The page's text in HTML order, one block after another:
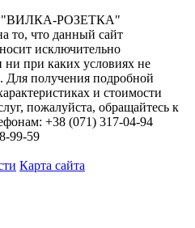
"ВИЛКА-РОЗЕТКА"
то, что данный сайт
исключительно
при каких условиях не
Для получения подробной
и стоимости
пожалуйста, обращайтесь к
+38 (071) 317-04-94
99-59
Карта сайта